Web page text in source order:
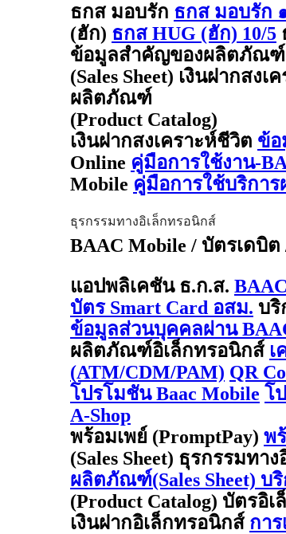
ธกส มอบรัก ธกส มอบรัก
(ฮัก) ธกส HUG (ฮัก) 10/5
ข้อมูลสำคัญของผลิตภัณฑ์
(Sales Sheet) เงินฝากสงเ
ผลิตภัณฑ์
(Product Catalog)
เงินฝากสงเคราะห์ชีวิต ข้อ
Online คู่มือการใช้งาน-
Mobile คู่มือการใช้บริกา
ธุรกรรมทางอิเล็กทรอนิกส์
BAAC Mobile / บัตรเดบิ
แอปพลิเคชัน ธ.ก.ส.
บัตร Smart Card อสม. บ
ข้อมูลส่วนบุคคลผ่าน
ผลิตภัณฑ์อิเล็กทรอนิกส์ เ
(ATM/CDM/PAM) QR
โปรโมชัน Baac Mobile โ
A-Shop
พร้อมเพย์ (PromptPay) พ
(Sales Sheet) ธุรกรรมทา
ผลิตภัณฑ์(Sales Sheet) บ
(Product Catalog) บัตรอิ
เงินฝากอิเล็กทรอนิกส์ กา